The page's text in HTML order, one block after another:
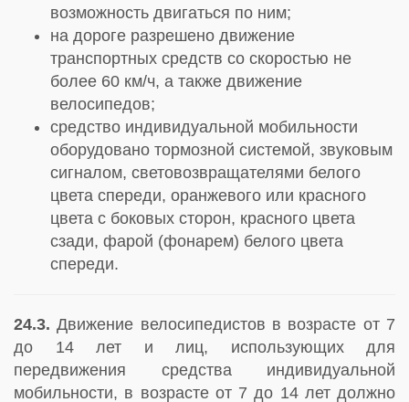
возможность двигаться по ним;
на дороге разрешено движение
транспортных средств со скоростью не
более 60 км/ч, а также движение
велосипедов;
средство индивидуальной мобильности
оборудовано тормозной системой, звуковым
сигналом, световозвращателями белого
цвета спереди, оранжевого или красного
цвета с боковых сторон, красного цвета
сзади, фарой (фонарем) белого цвета
спереди.
24.3. Движение велосипедистов в возрасте от 7
до 14 лет и лиц, использующих для
передвижения средства индивидуальной
мобильности, в возрасте от 7 до 14 лет должно